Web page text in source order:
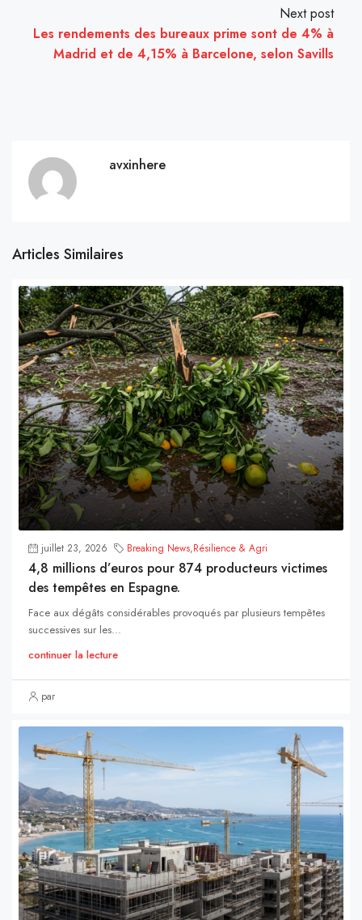
Next post
Les rendements des bureaux prime sont de 4% à
Madrid et de 4,15% à Barcelone, selon Savills
avxinhere
Articles Similaires
juillet 23, 2026 Breaking News,Résilience & Agri
4,8 millions d’euros pour 874 producteurs victimes
des tempêtes en Espagne.
Face aux dégâts considérables provoqués par plusieurs tempêtes
successives sur les...
continuer la lecture
par